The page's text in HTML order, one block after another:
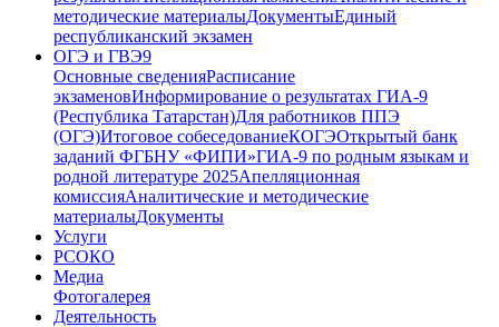
методические материалыДокументыЕдиный
республиканский экзамен
ОГЭ и ГВЭ9
Основные сведенияРасписание
экзаменовИнформирование о результатах ГИА-9
(Республика Татарстан)Для работников ППЭ
(ОГЭ)Итоговое собеседованиеКОГЭОткрытый банк
заданий ФГБНУ «ФИПИ»ГИА-9 по родным языкам и
родной литературе 2025Апелляционная
комиссияАналитические и методические
материалыДокументы
Услуги
РСОКО
Медиа
Фотогалерея
Деятельность